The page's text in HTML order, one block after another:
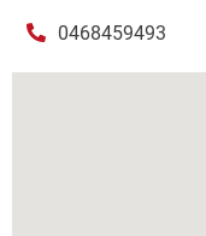
0468459493